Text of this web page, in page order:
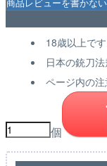
18歳以上で
日本の銃刀
ページ内の注
個